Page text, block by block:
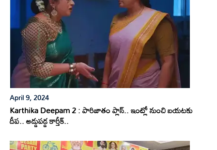
April 9, 2024
Karthika Deepam 2 : పారిజాతం ప్లాన్.. ఇంట్లో నుంచి బయటకు
దీప.. అడ్డుపడ్డ కార్తీక్..